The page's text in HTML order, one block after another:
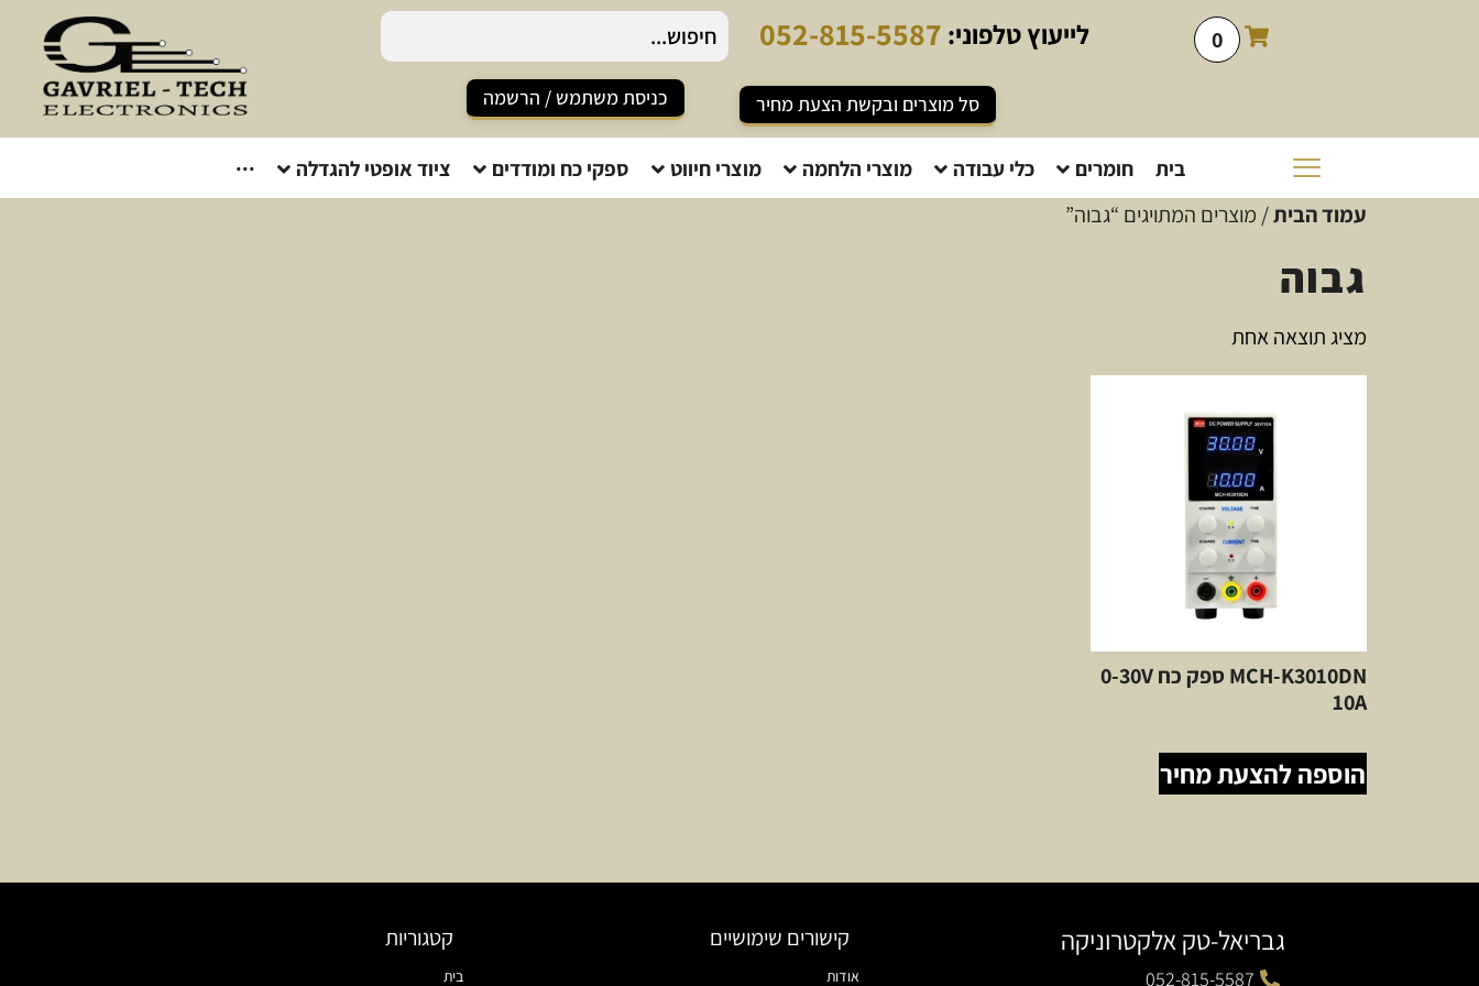
0 לייעוץטלפוני: 052-815-5587
סל מוצרים ובקשת הצעת מחיר כניסת משתמש / הרשמה
בית חומרים כלי עבודה מוצרי הלחמה מוצרי חיווט ספקי כח ומודדים ציוד אופטי להגדלה ···
עמוד הבית/ מוצרים המתויגים “גבוה”
גבוה
מציג תוצאה אחת
MCH-K3010DN ספק כח 0-30V
10A
הוספה להצעת מחיר
גבריאל-טק אלקטרוניקה
052-815-5587
קישורים שימושיים
אודות
קטגוריות
בית